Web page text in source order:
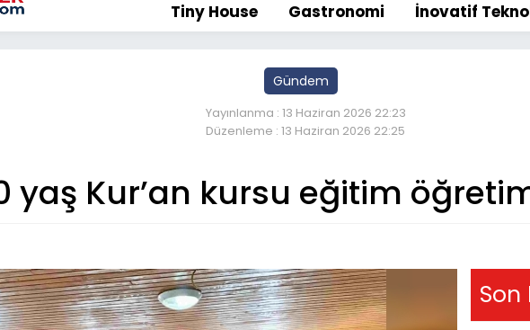
Tiny House
Gastronomi İnovatif
Gündem
Yayınlanma : 13 Haziran 2026 22:23
Düzenleme : 13 Haziran 2026 22:25
yaş Kur’an kursu eğitim
Son